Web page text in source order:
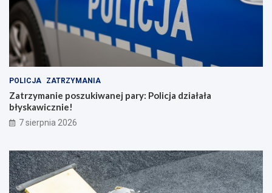
POLICJA ZATRZYMANIA
Zatrzymanie poszukiwanej pary: Policja działała
błyskawicznie!
7 sierpnia 2026